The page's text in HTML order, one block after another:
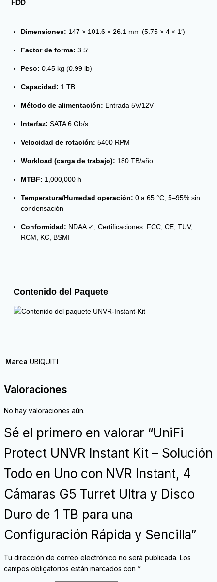
HDD
Dimensiones: 147 × 101.6 × 26.1 mm (5.75 × 4 × 1′)
Factor de forma: 3.5′
Peso: 0.45 kg (0.99 lb)
Capacidad: 1 TB
Método de alimentación: Entrada 5V/12V
Interfaz: SATA 6 Gb/s
Velocidad de rotación: 5400 RPM
Workload (carga de trabajo): 180 TB/año
MTBF: 1,000,000 h
Temperatura/Humedad operación: 0 a 65 °C; 5–95% sin
condensación
Conformidad: NDAA ✓; Certificaciones: FCC, CE, TUV,
RCM, KC, BSMI
Contenido del Paquete
Marca UBIQUITI
Valoraciones
No hay valoraciones aún.
Sé el primero en valorar “UniFi
Protect UNVR Instant Kit – Solución
Todo en Uno con NVR Instant, 4
Cámaras G5 Turret Ultra y Disco
Duro de 1 TB para una
Configuración Rápida y Sencilla”
Tu dirección de correo electrónico no será publicada. Los
campos obligatorios están marcados con *